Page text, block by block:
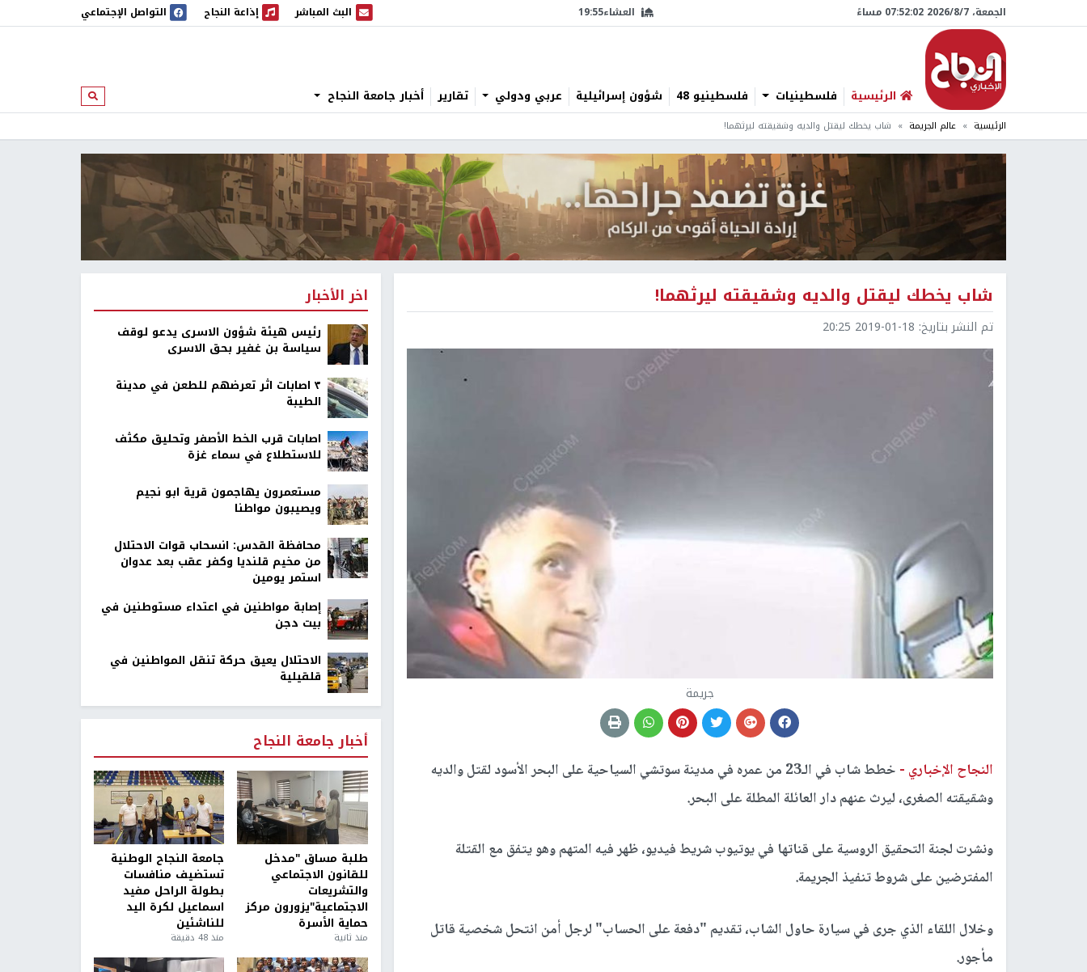
الجمعة، 7/‏8/‏2026 07:52:03 مساءً العشاء19:55 البث المباشر
البث المباشر إذاعة النجاح
إذاعة النجاح التواصل الإجتماعي
الرئيسية فلسطينيات فلسطينيو 48 شؤون إسرائيلية عربي ودولي تقارير أخبار جامعة النجاح ابحث
الرئيسية عالم الجريمة شاب يخطك ليقتل والديه وشقيقته ليرثهما!
شاب يخطك ليقتل والديه وشقيقته ليرثهما!
تم النشر بتاريخ: 2019-01-18 20:25
جريمة
النجاح الإخباري -
خطط شاب في الـ23 من عمره في مدينة سوتشي السياحية على البحر الأسود لقتل والديه
وشقيقته الصغرى، ليرث عنهم دار العائلة المطلة على البحر.
ونشرت لجنة التحقيق الروسية على قناتها في يوتيوب شريط فيديو، ظهر فيه المتهم وهو يتفق مع القتلة
المفترضين على شروط تنفيذ الجريمة.
وخلال اللقاء الذي جرى في سيارة حاول الشاب، تقديم "دفعة على الحساب" لرجل أمن انتحل شخصية قاتل
مأجور.
اخر الأخبار
رئيس هيئة شؤون الاسرى يدعو لوقف
سياسة بن غفير بحق الاسرى
٣ اصابات اثر تعرضهم للطعن في مدينة
الطيبة
اصابات قرب الخط الأصفر وتحليق مكثف
للاستطلاع في سماء غزة
مستعمرون يهاجمون قرية ابو نجيم
ويصيبون مواطنا
محافظة القدس: انسحاب قوات الاحتلال
من مخيم قلنديا وكفر عقب بعد عدوان
استمر يومين
إصابة مواطنين في اعتداء مستوطنين في
بيت دجن
الاحتلال يعيق حركة تنقل المواطنين في
قلقيلية
أخبار جامعة النجاح
طلبة مساق "مدخل
للقانون الاجتماعي
والتشريعات
الاجتماعية"يزورون مركز
حماية الأسرة
منذ ثانية
جامعة النجاح الوطنية
تستضيف منافسات
بطولة الراحل مفيد
اسماعيل لكرة اليد
للناشئين
منذ 48 دقيقة